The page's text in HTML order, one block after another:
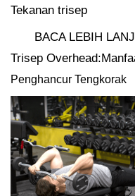
Tekanan trisep
BACA LEBIH
Trisep
Penghancur Tengkorak